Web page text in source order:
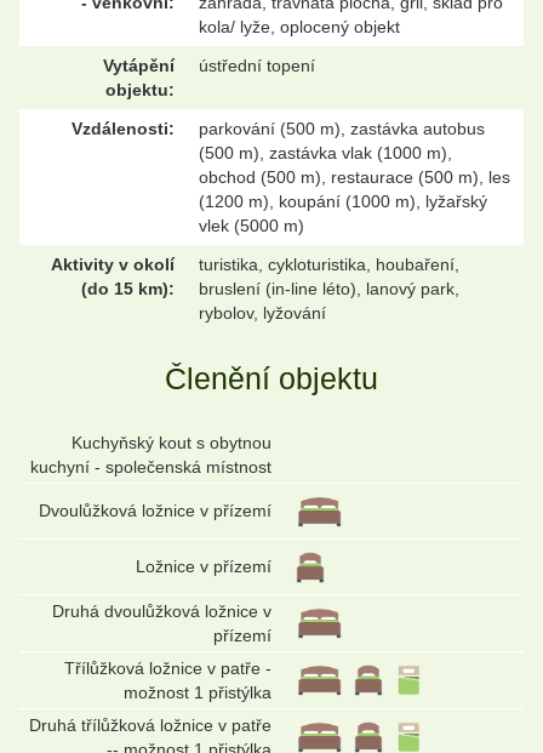
kola/ lyže, oplocený objekt
Vytápění
objektu:
ústřední topení
Vzdálenosti:
parkování (500 m), zastávka autobus
(500 m), zastávka vlak (1000 m),
obchod (500 m), restaurace (500 m), les
(1200 m), koupání (1000 m), lyžařský
vlek (5000 m)
Aktivity v okolí
(do 15 km):
turistika, cykloturistika, houbaření,
bruslení (in-line léto), lanový park,
rybolov, lyžování
Členění objektu
Kuchyňský kout s obytnou
kuchyní - společenská místnost
Dvoulůžková ložnice v přízemí
Ložnice v přízemí
Druhá dvoulůžková ložnice v
přízemí
Třílůžková ložnice v patře -
možnost 1 přistýlka
Druhá třílůžková ložnice v patře
-- možnost 1 přistýlka